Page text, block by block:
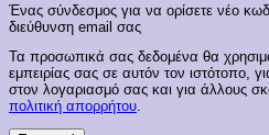
Ένας σύνδεσμος για να ορίσετε νέο
διεύθυνση email σας
Τα προσωπικά σας δεδομένα θα
εμπειρίας σας σε αυτόν τον ιστότοπο,
στον λογαριασμό σας και για άλλους
πολιτική απορρήτου.